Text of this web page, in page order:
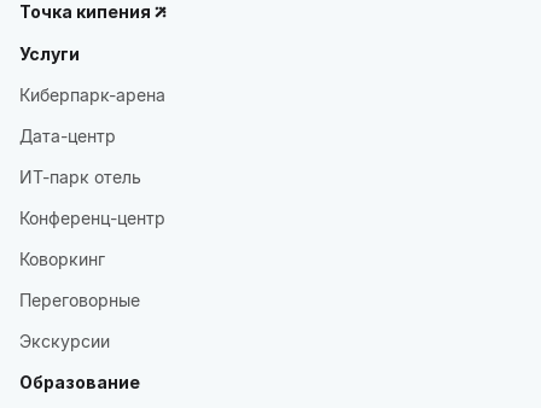
Точка кипения
Услуги
Киберпарк-арена
Дата-центр
ИТ-парк отель
Конференц-центр
Коворкинг
Переговорные
Экскурсии
Образование